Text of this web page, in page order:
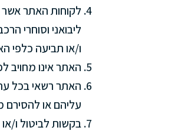
לקוחות האתר
ליבואני וסוחרי
ו/או תביעה כלפי
האתר אינו מחויב
האתר רשאי בכל
עליהם או
בקשות לביטול ו/